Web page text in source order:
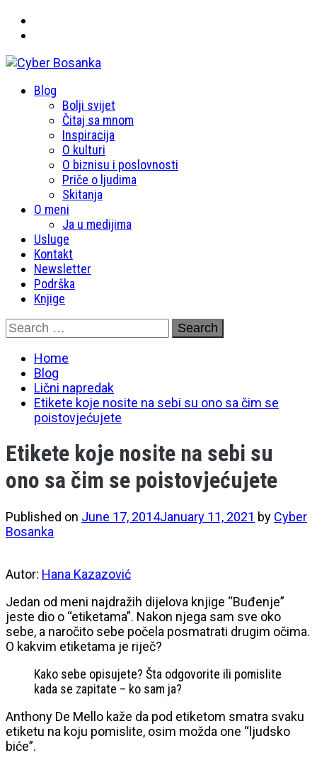
Cyber Bosanka
Primary
Blog
Bolji svijet
Čitaj sa mnom
Inspiracija
O kulturi
O biznisu i poslovnosti
Priče o ljudima
Skitanja
O meni
Ja u medijima
Usluge
Kontakt
Newsletter
Podrška
Knjige
Skip
to
content
Search
for:
Home
Blog
Lični napredak
Etikete koje nosite na sebi su ono sa čim se
poistovjećujete
Etikete koje nosite na sebi su
ono sa čim se poistovjećujete
Published on June 17, 2014January 11, 2021 by Cyber
Bosanka
Autor: Hana Kazazović
Jedan od meni najdražih dijelova knjige “Buđenje”
jeste dio o “etiketama”. Nakon njega sam sve oko
sebe, a naročito sebe počela posmatrati drugim očima.
O kakvim etiketama je riječ?
Kako sebe opisujete? Šta odgovorite ili pomislite
kada se zapitate – ko sam ja?
Anthony De Mello kaže da pod etiketom smatra svaku
etiketu na koju pomislite, osim možda one “ljudsko
biće”.